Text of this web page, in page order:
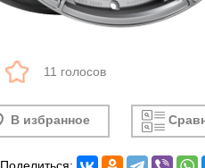
11 голосов
В избранное